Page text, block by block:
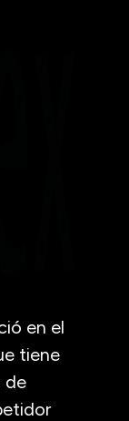
en el
tiene
de